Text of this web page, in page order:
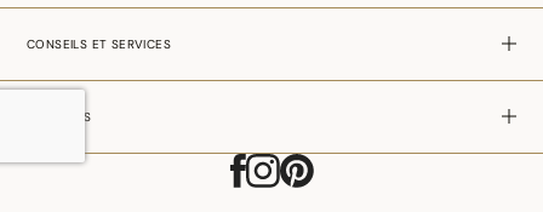
CONSEILS ET SERVICES
A PROPOS